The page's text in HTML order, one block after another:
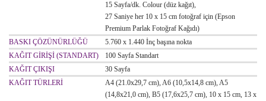
15 Sayfa/dk. Colour (düz kağıt),
27 Saniye her 10 x 15 cm fotoğraf için (Epson
Premium Parlak Fotoğraf Kağıdı)
BASKI ÇÖZÜNÜRLÜĞÜ
5.760 x 1.440 İnç başına nokta
KAĞIT GİRİŞİ (STANDART)
100 Sayfa Standart
KAĞIT ÇIKIŞI
30 Sayfa
KAĞIT TÜRLERİ
A4 (21.0x29,7 cm), A6 (10,5x14,8 cm), A5
(14,8x21,0 cm), B5 (17,6x25,7 cm), 10 x 15 cm, 13 x